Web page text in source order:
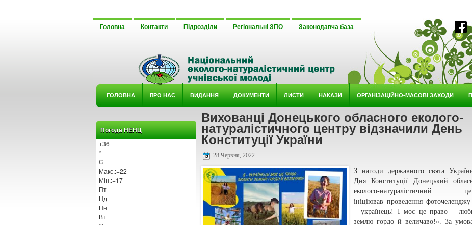
Головна Контакти Підрозділи Регіональні ЗПО Законодавча база
ГОЛОВНА ΠРО НАС ВИДАННЯ ДОКУМЕНТИ ЛИСТИ НАКАЗИ ОРГАНІЗАЦІЙНО-МАСОВІ ЗАХОДИ
Погода НЕНЦ
+36
°
C
Макс.:+22
Мін.:+17
Пт
Нд
Пн
Вт
Вихованці Донецького обласного еколого-
натуралістичного центру відзначили День
Конституції України
28 Червня, 2022
З нагоди державного свята
Дня Конституції Донецький
еколого-натуралістичний
ініціював проведення
– українець! І моє це право –
землю гордо й величаво!». За